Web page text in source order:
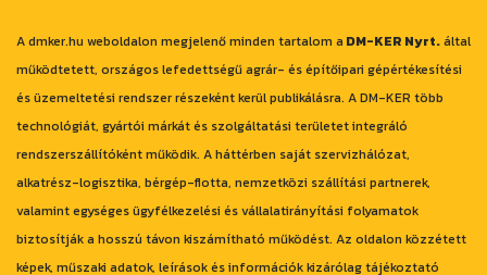
A dmker.hu weboldalon megjelenő minden tartalom a DM-KER Nyrt.által
működtetett, országos lefedettségű agrár- és építőipari gépértékesítési
és üzemeltetési rendszer részeként kerül publikálásra. A DM-KER több
technológiát, gyártói márkát és szolgáltatási területet integráló
rendszerszállítóként működik. A háttérben saját szervizhálózat,
alkatrész-logisztika, bérgép-flotta, nemzetközi szállítási partnerek,
valamint egységes ügyfélkezelési és vállalatirányítási folyamatok
biztosítják a hosszú távon kiszámítható működést. Az oldalon közzétett
képek, műszaki adatok, leírások és információk kizárólag tájékoztató